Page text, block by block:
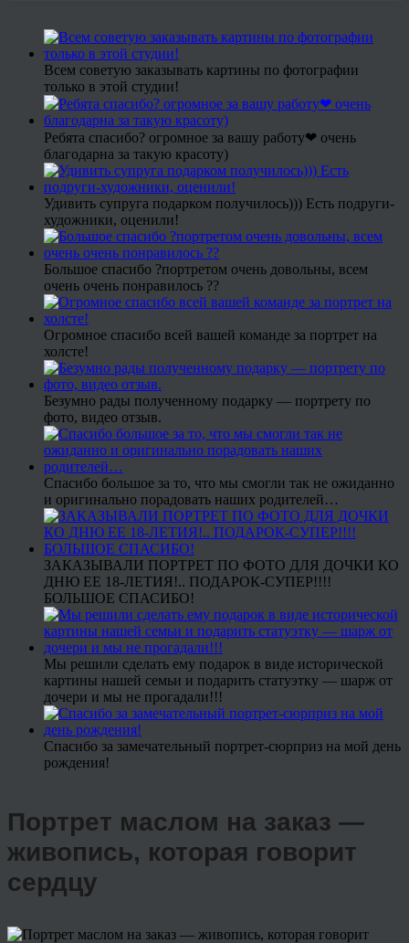
Всем советую заказывать картины по фотографии
только в этой студии!
Ребята спасибо? огромное за вашу работу❤ очень
благодарна за такую красоту)
Удивить супруга подарком получилось))) Есть подруги-
художники, оценили!
Большое спасибо ?портретом очень довольны, всем
очень очень понравилось ??
Огромное спасибо всей вашей команде за портрет на
холсте!
Безумно рады полученному подарку — портрету по
фото, видео отзыв.
Спасибо большое за то, что мы смогли так не ожиданно
и оригинально порадовать наших родителей…
ЗАКАЗЫВАЛИ ПОРТРЕТ ПО ФОТО ДЛЯ ДОЧКИ КО
ДНЮ ЕЕ 18-ЛЕТИЯ!.. ПОДАРОК-СУПЕР!!!!
БОЛЬШОЕ СПАСИБО!
Мы решили сделать ему подарок в виде исторической
картины нашей семьи и подарить статуэтку — шарж от
дочери и мы не прогадали!!!
Спасибо за замечательный портрет-сюрприз на мой день
рождения!
Портрет маслом на заказ —
живопись, которая говорит
сердцу